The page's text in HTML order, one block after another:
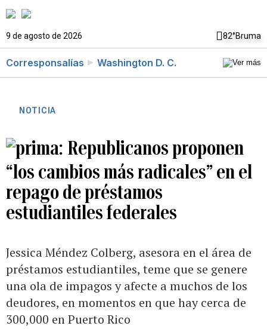
9 de agosto de 2026 82°Bruma
Corresponsalías Washington D. C.
NOTICIA
Republicanos proponen
“los cambios más radicales” en el
repago de préstamos
estudiantiles federales
Jessica Méndez Colberg, asesora en el área de
préstamos estudiantiles, teme que se genere
una ola de impagos y afecte a muchos de los
deudores, en momentos en que hay cerca de
300,000 en Puerto Rico